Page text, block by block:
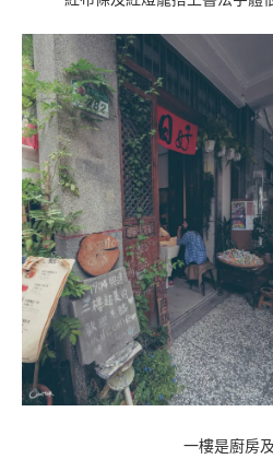
一樓是廚房